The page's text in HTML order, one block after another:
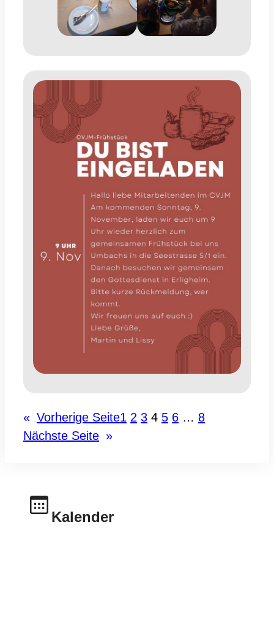
« Vorherige Seite1 2 3 4 5 6 … 8
Nächste Seite »
Kalender